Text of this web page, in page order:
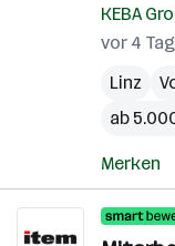
KEBA
vor 4
Linz
ab
Merken